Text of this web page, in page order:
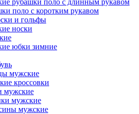
рубашки поло с длинным рукавом
поло с коротким рукавом
и гольфы
носки
юбки зимние
мужские
кроссовки
мужские
мужские
мужские